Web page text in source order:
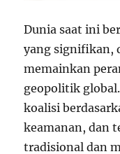
Dunia saat ini
yang signifikan,
memainkan
geopolitik
koalisi
keamanan, dan
tradisional dan